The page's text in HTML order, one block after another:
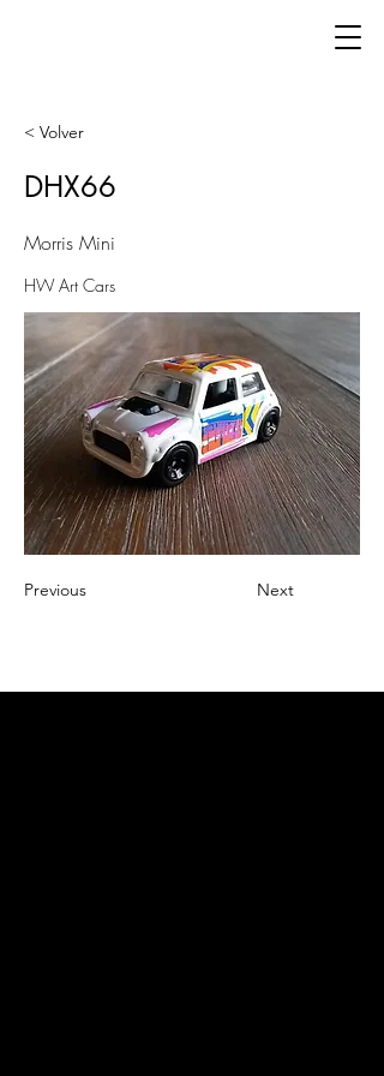
< Volver
DHX66
Morris Mini
HW Art Cars
Previous Next